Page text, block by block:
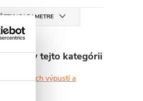
PARAMETRE
v tejto kategórii
výpustí a